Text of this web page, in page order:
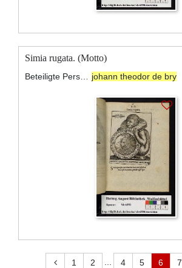
Simia rugata. (Motto)
johann theodor de bry
1 2 4 5 6 7